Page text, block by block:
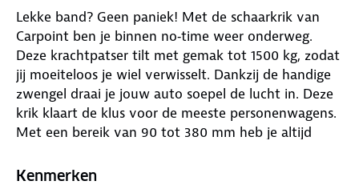
Lekke band? Geen paniek! Met de schaarkrik van
Carpoint ben je binnen no‑time weer onderweg.
Deze krachtpatser tilt met gemak tot 1500 kg, zodat
jij moeiteloos je wiel verwisselt. Dankzij de handige
zwengel draai je jouw auto soepel de lucht in. Deze
krik klaart de klus voor de meeste personenwagens.
Met een bereik van 90 tot 380 mm heb je altijd
voorzien van het officiële TÜV/GS‑keurmerk.
Kenmerken